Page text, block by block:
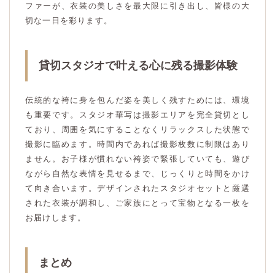
ファーが、衣装の美しさを最大限に引き出し、皆様の大
切な一日を彩ります。
貸切スタジオで叶える心に残る撮影体験
伝統的な袴に身を包んだ姿を美しく残すためには、環境
も重要です。スタジオ華写は撮影エリアを完全貸切とし
ており、周囲を気にすることなくリラックスした状態で
撮影に臨めます。時間内であれば撮影枚数に制限はあり
ません。お子様が慣れない袴姿で緊張していても、遊び
ながら自然な表情を見せるまで、じっくりと時間をかけ
て向き合います。デザインされたスタジオセットと厳選
された衣装が調和し、ご家族にとって宝物となる一枚を
お届けします。
まとめ